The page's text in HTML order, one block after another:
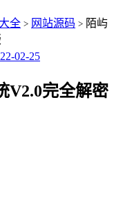
全 > 网站源码 > 陌屿
02-25
V2.0完全解密